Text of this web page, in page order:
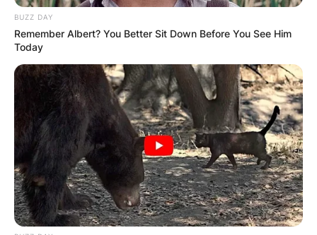
BUZZ DAY
Remember Albert? You Better Sit Down Before You See Him
Today